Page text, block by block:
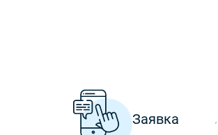
Заявка